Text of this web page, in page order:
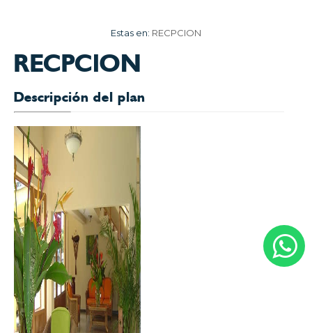
Estas en: RECPCION
RECPCION
Descripción del plan